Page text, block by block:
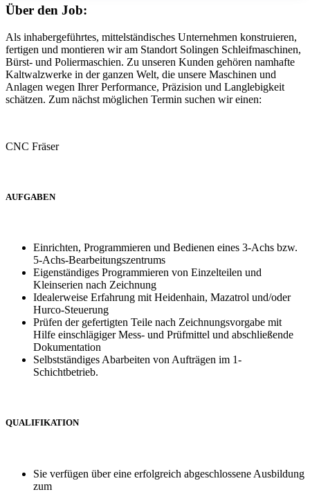
Über den Job:
Als inhabergeführtes, mittelständisches Unternehmen konstruieren,
fertigen und montieren wir am Standort Solingen Schleifmaschinen,
Bürst- und Poliermaschien. Zu unseren Kunden gehören namhafte
Kaltwalzwerke in der ganzen Welt, die unsere Maschinen und
Anlagen wegen Ihrer Performance, Präzision und Langlebigkeit
schätzen. Zum nächst möglichen Termin suchen wir einen:
CNC Fräser
AUFGABEN
Einrichten, Programmieren und Bedienen eines 3-Achs bzw.
5-Achs-Bearbeitungszentrums
Eigenständiges Programmieren von Einzelteilen und
Kleinserien nach Zeichnung
Idealerweise Erfahrung mit Heidenhain, Mazatrol und/oder
Hurco-Steuerung
Prüfen der gefertigten Teile nach Zeichnungsvorgabe mit
Hilfe einschlägiger Mess- und Prüfmittel und abschließende
Dokumentation
Selbstständiges Abarbeiten von Aufträgen im 1-
Schichtbetrieb.
QUALIFIKATION
Sie verfügen über eine erfolgreich abgeschlossene Ausbildung
zum